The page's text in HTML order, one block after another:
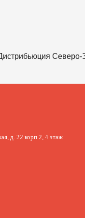
Северо-
д. 22 корп 2, 4 этаж